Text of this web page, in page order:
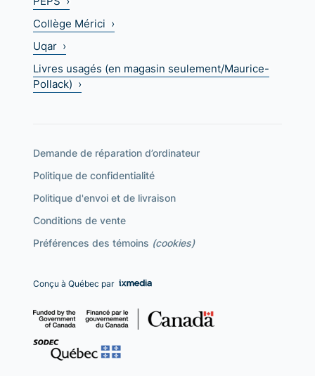
Collège Mérici ›
Uqar ›
Livres usagés (en magasin seulement/Maurice-
Pollack) ›
Demande de réparation d’ordinateur
Politique de confidentialité
Politique d'envoi et de livraison
Conditions de vente
Préférences des témoins (cookies)
Conçu à Québec par